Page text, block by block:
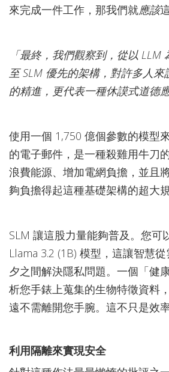
來完成一件工作，那我們就應該
「最終，我們觀察到，從以 LLM
至 SLM 優先的架構，對許多人
的精進，更代表一種休謨式道德
使用一個 1,750 億個參數的模型
的電子郵件，是一種殺雞用牛刀
浪費能源、增加電網負擔，並且
夠負擔得起這種基礎架構的超大
SLM 讓這股力量能夠普及。您可
Llama 3.2 (1B) 模型，這讓智慧
夕之間解決隱私問題。一個「健
析您手錶上蒐集的生物特徵資料
遠不需離開您手腕。這不只是效
利用隔離來實現安全